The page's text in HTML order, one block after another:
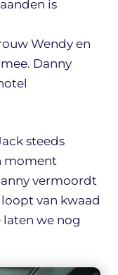
is
Wendy en
Danny
steeds
moment
vermoordt
van kwaad
we nog